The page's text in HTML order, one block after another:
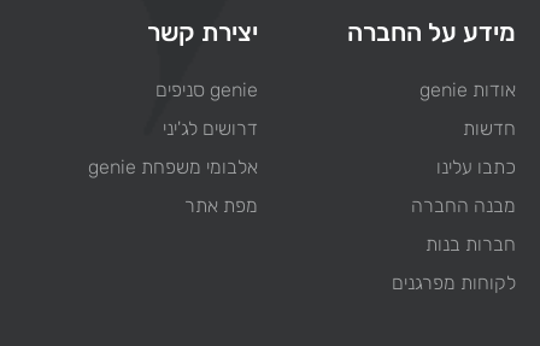
מידע על החברה
אודות genie
חדשות
כתבו עלינו
מבנה החברה
חברות בנות
לקוחות מפרגנים
יצירת קשר
genie סניפים
דרושים לג'יני
אלבומי משפחת genie
מפת אתר